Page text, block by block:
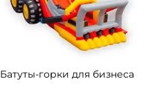
Батуты-горки для бизнеса